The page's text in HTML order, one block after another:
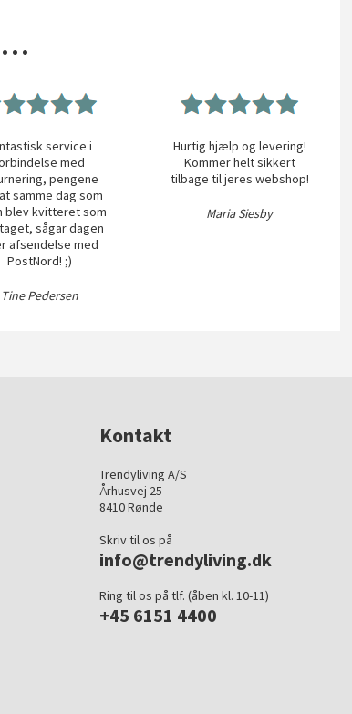
service i
med
pengene
samme dag som
blev kvitteret som
sågar dagen
afsendelse med
PostNord! ;)
Tine Pedersen
Hurtig hjælp og levering!
Kommer helt sikkert
tilbage til jeres webshop!
Maria Siesby
Kontakt
Trendyliving A/S
Århusvej 25
8410 Rønde
Skriv til os på
info@trendyliving.dk
Ring til os på tlf. (åben kl. 10-11)
+45 6151 4400